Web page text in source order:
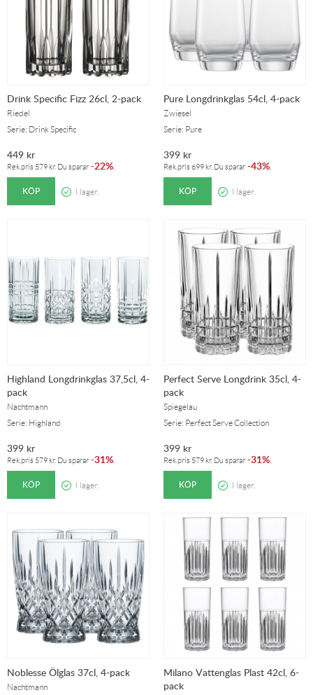
Drink Specific Fizz 26cl, 2-pack
Riedel
Serie: Drink Specific
449 kr
Rek.pris 579 kr. Du sparar -22%.
KÖP I lager.
Pure Longdrinkglas 54cl, 4-pack
Zwiesel
Serie: Pure
399 kr
Rek.pris 699 kr. Du sparar -43%.
KÖP I lager.
Highland Longdrinkglas 37,5cl, 4-
pack
Nachtmann
Serie: Highland
399 kr
Rek.pris 579 kr. Du sparar -31%.
KÖP I lager.
Perfect Serve Longdrink 35cl, 4-
pack
Spiegelau
Serie: Perfect Serve Collection
399 kr
Rek.pris 579 kr. Du sparar -31%.
KÖP I lager.
Noblesse Ölglas 37cl, 4-pack
Nachtmann
Milano Vattenglas Plast 42cl, 6-
pack